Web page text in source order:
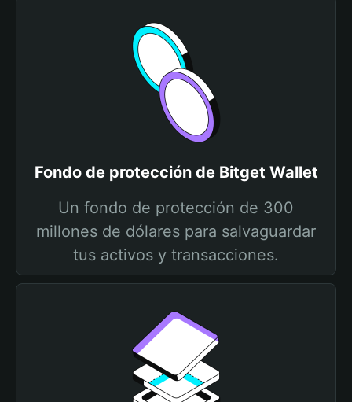
Fondo de protección de Bitget Wallet
Un fondo de protección de 300
millones de dólares para salvaguardar
tus activos y transacciones.